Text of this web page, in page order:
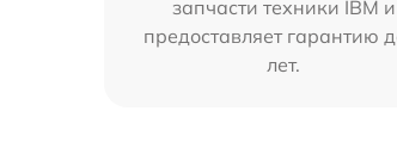
запчасти техники IBM и
предоставляет гарантию
лет.